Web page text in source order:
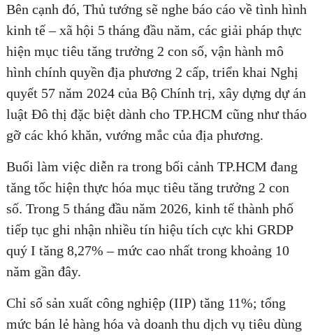
Bên cạnh đó, Thủ tướng sẽ nghe báo cáo về tình hình
kinh tế – xã hội 5 tháng đầu năm, các giải pháp thực
hiện mục tiêu tăng trưởng 2 con số, vận hành mô
hình chính quyền địa phương 2 cấp, triển khai Nghị
quyết 57 năm 2024 của Bộ Chính trị, xây dựng dự án
luật Đô thị đặc biệt dành cho TP.HCM cũng như tháo
gỡ các khó khăn, vướng mắc của địa phương.
Buổi làm việc diễn ra trong bối cảnh TP.HCM đang
tăng tốc hiện thực hóa mục tiêu tăng trưởng 2 con
số. Trong 5 tháng đầu năm 2026, kinh tế thành phố
tiếp tục ghi nhận nhiều tín hiệu tích cực khi GRDP
quý I tăng 8,27% – mức cao nhất trong khoảng 10
năm gần đây.
Chỉ số sản xuất công nghiệp (IIP) tăng 11%; tổng
mức bán lẻ hàng hóa và doanh thu dịch vụ tiêu dùng
0835182528 - 0819151818